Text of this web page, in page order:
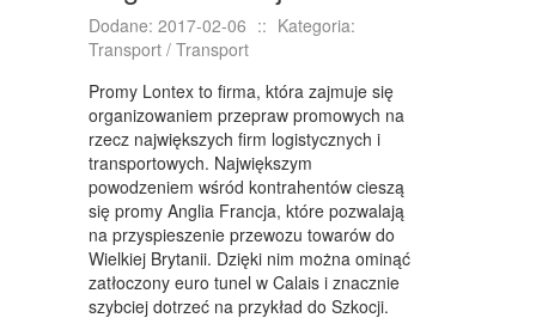
DLA DZIECI
MEBLE
WYPOSAŻENIE WNĘTRZ
WYPOSAŻENIE ŁAZIENKI
ODZIEŻ
SPORT
ELEKTRONIKA, RTV, AGD
Dodane: 2017-02-06 :: Kategoria:
Transport / Transport
Promy Lontex to firma, która zajmuje się
organizowaniem przepraw promowych na
rzecz największych firm logistycznych i
transportowych. Największym
powodzeniem wśród kontrahentów cieszą
się promy Anglia Francja, które pozwalają
na przyspieszenie przewozu towarów do
Wielkiej Brytanii. Dzięki nim można ominąć
zatłoczony euro tunel w Calais i znacznie
szybciej dotrzeć na przykład do Szkocji.